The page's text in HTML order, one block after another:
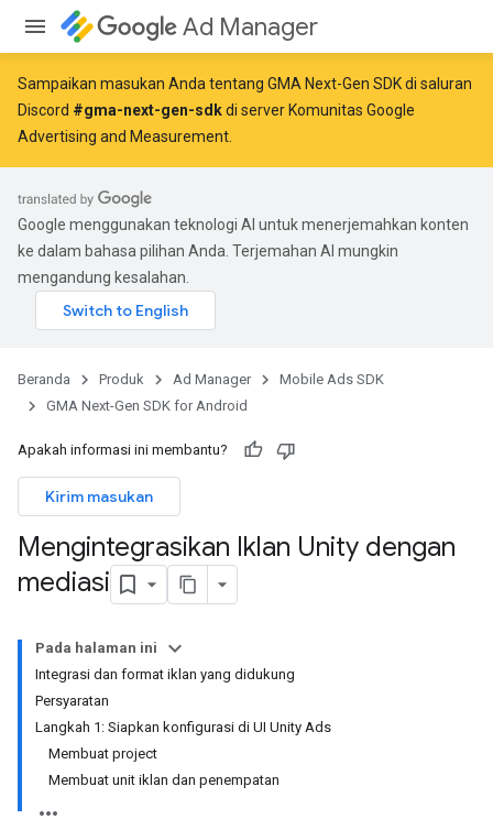
Ad Manager
Sampaikan masukan Anda tentang GMA Next-Gen SDK di saluran
Discord #gma-next-gen-sdkdi server Komunitas Google
Advertising and Measurement.
Google menggunakan teknologi AI untuk menerjemahkan konten
ke dalam bahasa pilihan Anda. Terjemahan AI mungkin
mengandung kesalahan.
Beranda Produk Ad Manager
Mobile Ads SDK
GMA Next-Gen SDK for Android
Apakah informasi ini membantu?
Kirim masukan
Mengintegrasikan Iklan Unity dengan
mediasi
Pada halaman ini
Integrasi dan format iklan yang didukung
Persyaratan
Langkah 1: Siapkan konfigurasi di UI Unity Ads
Membuat project
Membuat unit iklan dan penempatan